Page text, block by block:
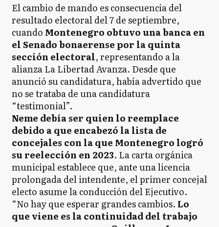
El cambio de mando es consecuencia del
resultado electoral del 7 de septiembre,
cuando Montenegro obtuvo una banca en
el Senado bonaerense por la quinta
sección electoral, representando a la
alianza La Libertad Avanza. Desde que
anunció su candidatura, había advertido que
no se trataba de una candidatura
“testimonial”.
Neme debía ser quien lo reemplace
debido a que encabezó la lista de
concejales con la que Montenegro logró
su reelección en 2023. La carta orgánica
municipal establece que, ante una licencia
prolongada del intendente, el primer concejal
electo asume la conducción del Ejecutivo.
“No hay que esperar grandes cambios. Lo
que viene es la continuidad del trabajo